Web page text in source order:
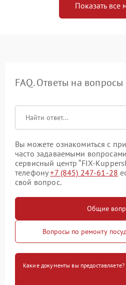
Показать все
FAQ. Ответы на вопросы
Вы можете ознакомиться с
часто задаваемыми
сервисный центр “FIX-
телефону+7 (845) 247-61-28
свой вопрос.
Общие
Вопросы по ремонту
Какие документы вы предоставляете?